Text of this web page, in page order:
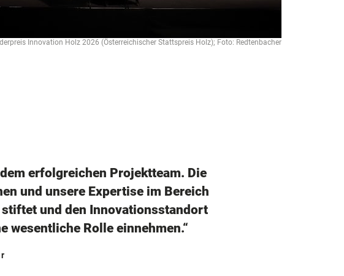
Innovation Holz 2026 (Österreichischer Stattspreis Holz); Foto: Redtenbacher
erfolgreichen Projektteam. Die
und unsere Expertise im Bereich
und den Innovationsstandort
Rolle einnehmen.“